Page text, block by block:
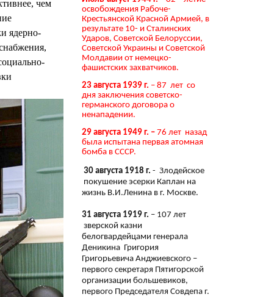
чем
ядерно-
освобождения Рабоче-
Крестьянской Красной Армией, в
результате 10- и Сталинских
Ударов, Советской Белоруссии,
Советской Украины и Советской
Молдавии от немецко-
фашистских захватчиков.
23 августа 1939 г. – 87 лет со
дня заключения советско-
германского договора о
ненападении.
29 августа 1949 г. – 76 лет назад
была испытана первая атомная
бомба в СССР.
30 августа 1918 г. - Злодейское
покушение эсерки Каплан на
жизнь В.И.Ленина в г. Москве.
31 августа 1919 г. – 107 лет
зверской казни
белогвардейцами генерала
Деникина Григория
Григорьевича Анджиевского –
первого секретаря Пятигорской
организации большевиков,
первого Председателя Совдепа г.